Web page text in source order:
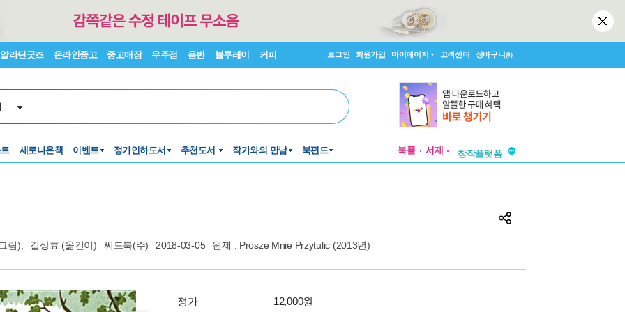
알라딘굿즈 온라인중고 중고매장 우주점 음반 블루레이 커피 로그인 회원가입 마이페이지 고객센터 장바구니(0)
새로나온책 이벤트 정가인하도서 추천도서 작가와의 만남 북펀드 북플 서재
창작플랫폼
림), 길상효 (옮긴이) 씨드북(주) 2018-03-05 원제 : Prosze Mnie Przytulic (2013년)
정가 12,000원